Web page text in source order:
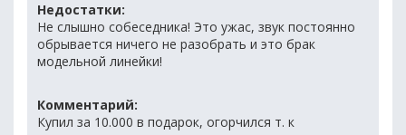
Недостатки:
Не слышно собеседника! Это ужас, звук постоянно
обрывается ничего не разобрать и это брак
модельной линейки!
Комментарий:
Купил за 10.000 в подарок, огорчился т. к